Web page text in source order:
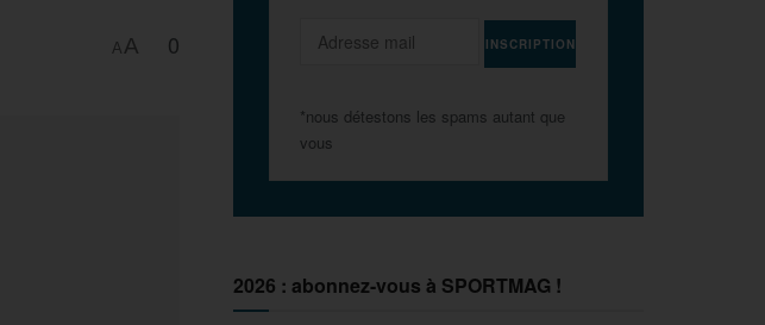
A A 0
*nous détestons les spams autant que
vous
2026 : abonnez-vous à SPORTMAG !